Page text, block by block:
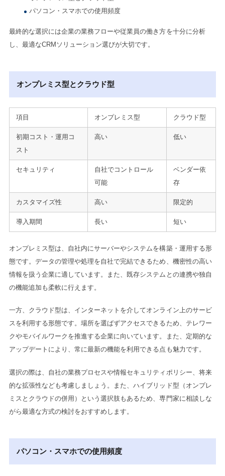
パソコン・スマホでの使用頻度
最終的な選択には企業の業務フローや従業員の働き方を十分に分析
し、最適なCRMソリューション選びが大切です。
オンプレミス型とクラウド型
項目 オンプレミス型 クラウド型
初期コスト・運用コ
スト
高い 低い
セキュリティ
自社でコントロール
可能
ベンダー依
存
カスタマイズ性 高い 限定的
導入期間 長い 短い
オンプレミス型は、自社内にサーバーやシステムを構築・運用する形
態です。データの管理や処理を自社で完結できるため、機密性の高い
情報を扱う企業に適しています。また、既存システムとの連携や独自
の機能追加も柔軟に行えます。
一方、クラウド型は、インターネットを介してオンライン上のサービ
スを利用する形態です。場所を選ばずアクセスできるため、テレワー
クやモバイルワークを推進する企業に向いています。また、定期的な
アップデートにより、常に最新の機能を利用できる点も魅力です。
選択の際は、自社の業務プロセスや情報セキュリティポリシー、将来
的な拡張性なども考慮しましょう。また、ハイブリッド型（オンプレ
ミスとクラウドの併用）という選択肢もあるため、専門家に相談しな
がら最適な方式の検討をおすすめします。
パソコン・スマホでの使用頻度